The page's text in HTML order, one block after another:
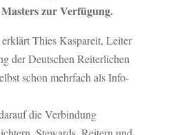
zur Verfügung.
Thies Kaspareit, Leiter
der Deutschen Reiterlichen
schon mehrfach als Info-
die Verbindung